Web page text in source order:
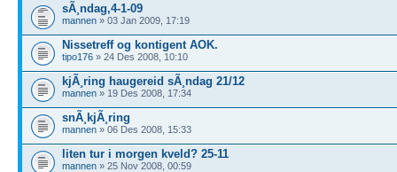
sÃ¸ndag,4-1-09
mannen » 03 Jan 2009, 17:19
Nissetreff og kontigent AOK.
tipo176 » 24 Des 2008, 10:10
kjÃ¸ring haugereid sÃ¸ndag 21/12
mannen » 19 Des 2008, 17:34
snÃ¸kjÃ¸ring
mannen » 06 Des 2008, 15:33
liten tur i morgen kveld? 25-11
mannen » 25 Nov 2008, 00:59